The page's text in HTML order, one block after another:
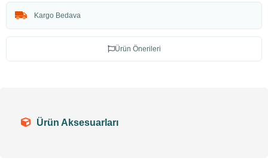
Kargo Bedava
Ürün Önerileri
Ürün Aksesuarları